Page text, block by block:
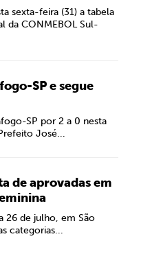
sexta-feira (31) a tabela
da CONMEBOL Sul-
SP e segue
SP por 2 a 0 nesta
José...
de aprovadas em
26 de julho, em São
categorias...